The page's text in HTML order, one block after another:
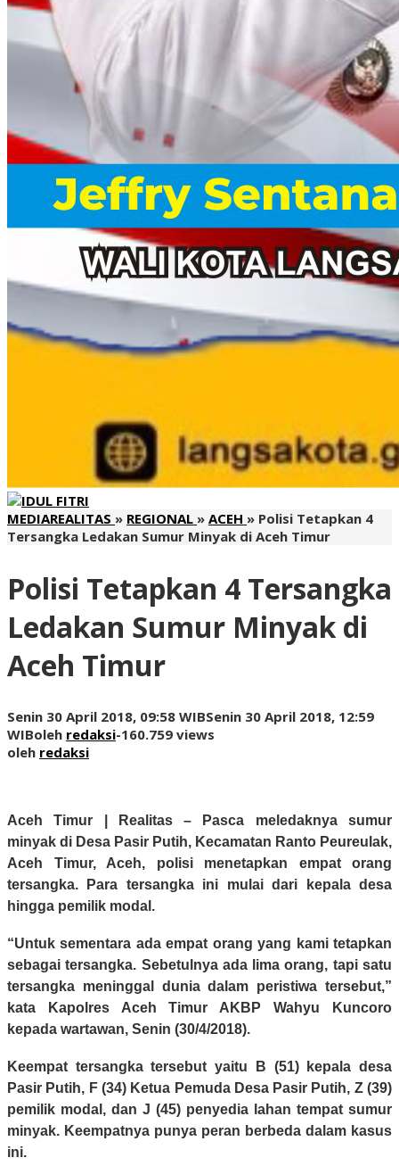
MEDIAREALITAS » REGIONAL » ACEH » Polisi Tetapkan 4
Tersangka Ledakan Sumur Minyak di Aceh Timur
Polisi Tetapkan 4 Tersangka
Ledakan Sumur Minyak di
Aceh Timur
Senin 30 April 2018, 09:58 WIBSenin 30 April 2018, 12:59
WIBoleh redaksi-160.759 views
oleh redaksi
Aceh Timur | Realitas– Pasca meledaknya sumur
minyak di Desa Pasir Putih, Kecamatan Ranto Peureulak,
Aceh Timur, Aceh, polisi menetapkan empat orang
tersangka. Para tersangka ini mulai dari kepala desa
hingga pemilik modal.
“Untuk sementara ada empat orang yang kami tetapkan
sebagai tersangka. Sebetulnya ada lima orang, tapi satu
tersangka meninggal dunia dalam peristiwa tersebut,”
kata Kapolres Aceh Timur AKBP Wahyu Kuncoro
kepada wartawan, Senin (30/4/2018).
Keempat tersangka tersebut yaitu B (51) kepala desa
Pasir Putih, F (34) Ketua Pemuda Desa Pasir Putih, Z (39)
pemilik modal, dan J (45) penyedia lahan tempat sumur
minyak. Keempatnya punya peran berbeda dalam kasus
ini.